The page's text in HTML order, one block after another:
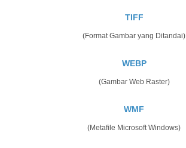
TIFF
(Format Gambar yang Ditandai)
WEBP
(Gambar Web Raster)
WMF
(Metafile Microsoft Windows)